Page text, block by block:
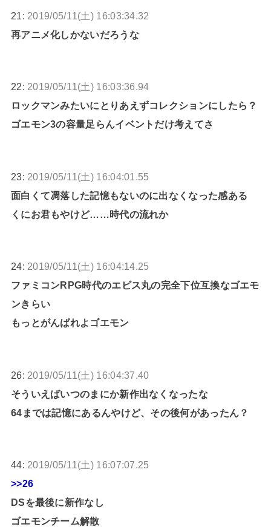
21: 2019/05/11(土) 16:03:34.32
再アニメ化しかないだろうな
22: 2019/05/11(土) 16:03:36.94
ロックマンみたいにとりあえずコレクションにしたら？
ゴエモン3の容量足らんイベントだけ考えてさ
23: 2019/05/11(土) 16:04:01.55
面白くて凋落した記憶もないのに出なくなった感ある
くにお君もやけど……時代の流れか
24: 2019/05/11(土) 16:04:14.25
ファミコンRPG時代のエビス丸の完全下位互換なゴエモ
ンきらい
もっとがんばれよゴエモン
26: 2019/05/11(土) 16:04:37.40
そういえばいつのまにか新作出なくなったな
64までは記憶にあるんやけど、その後何があったん？
44: 2019/05/11(土) 16:07:07.25
>>26
DSを最後に新作なし
ゴエモンチーム解散